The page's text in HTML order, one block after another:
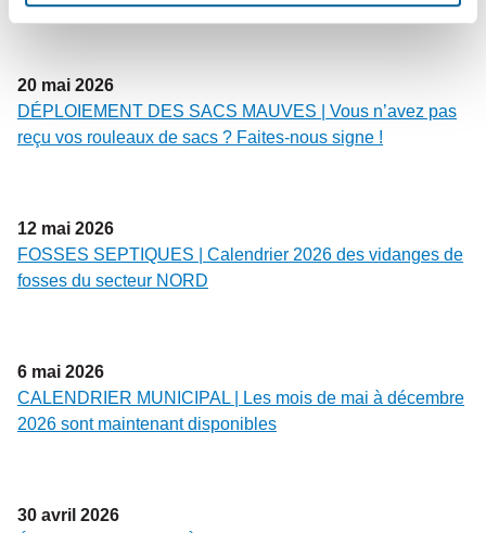
20 mai 2026
DÉPLOIEMENT DES SACS MAUVES | Vous n’avez pas
reçu vos rouleaux de sacs ? Faites-nous signe !
12 mai 2026
FOSSES SEPTIQUES | Calendrier 2026 des vidanges de
fosses du secteur NORD
6 mai 2026
CALENDRIER MUNICIPAL | Les mois de mai à décembre
2026 sont maintenant disponibles
30 avril 2026